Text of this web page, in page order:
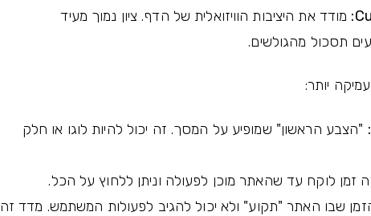
מודד את היציבות הוויזואלית של הדף. ציון נמוך מעיד
תסכול מהגולשים.
יותר:
"הצבע הראשון" שמופיע על המסך. זה יכול להיות לוגו או חלק
זמן לוקח עד שהאתר מוכן לפעולה וניתן ללחוץ על הכל.
שבו האתר "תקוע" ולא יכול להגיב לפעולות המשתמש. מדד זה